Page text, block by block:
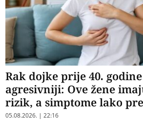
Rak dojke prije 40.
agresivniji: Ove žene
rizik, a simptome lako
05.08.2026. | 22:16